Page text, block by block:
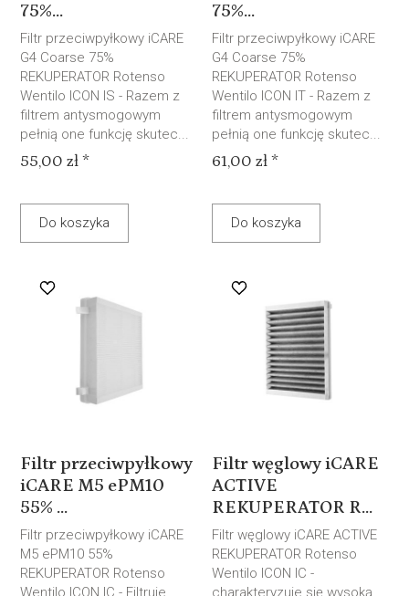
75%...
Filtr przeciwpyłkowy iCARE
G4 Coarse 75%
REKUPERATOR Rotenso
Wentilo ICON IS - Razem z
filtrem antysmogowym
pełnią one funkcję skutec...
55,00 zł *
Do koszyka
75%...
Filtr przeciwpyłkowy iCARE
G4 Coarse 75%
REKUPERATOR Rotenso
Wentilo ICON IT - Razem z
filtrem antysmogowym
pełnią one funkcję skutec...
61,00 zł *
Do koszyka
Filtr przeciwpyłkowy
iCARE M5 ePM10
55% ...
Filtr przeciwpyłkowy iCARE
M5 ePM10 55%
REKUPERATOR Rotenso
Wentilo ICON IC - Filtruje
Filtr węglowy iCARE
ACTIVE
REKUPERATOR R...
Filtr węglowy iCARE ACTIVE
REKUPERATOR Rotenso
Wentilo ICON IC -
charakteryzuje się wysoką